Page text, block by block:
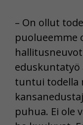
– On ollut
puolueemme
eduskuntatyö
tuntui todella
puhua. Ei ole